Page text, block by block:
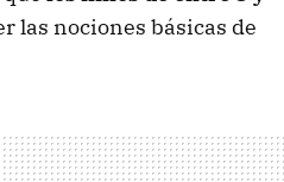
las nociones básicas de